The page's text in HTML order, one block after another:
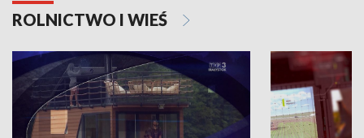
ROLNICTWO I WIEŚ